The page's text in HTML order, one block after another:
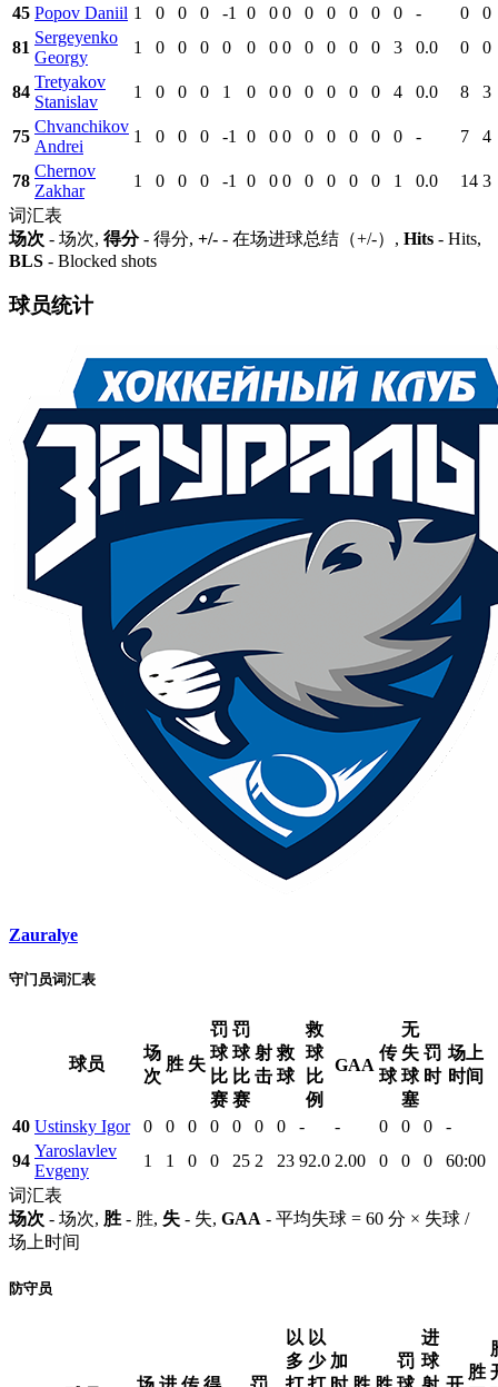
45 Popov Daniil 1 0 0 0 -1 0 0 0 0 0 0 0 0 - 0
0
81
Sergeyenko
Georgy
1 0 0 0 0 0 0 0 0 0 0 0 3 0.0 0 0
84
Tretyakov
Stanislav
1 0 0 0 1 0 0 0 0 0 0 0 4 0.0 8 3
75
Chvanchikov
Andrei
1 0 0 0 -1 0 0 0 0 0 0 0 0 - 7 4
78
Chernov
Zakhar
1 0 0 0 -1 0 0 0 0 0 0 0 1 0.0 14 3
词汇表
场次 - 场次, 得分- 得分, +/- - 在场进球总结（+/-）, Hits - Hits,
BLS - Blocked shots
球员统计
Zauralye
守门员词汇表
球员
场
次
胜 失
罚
球
比
赛
罚
球
比
赛
射
击
救
球
救
球
比
例
GAA
传
球
无
失
球
塞
罚
时
场上
时间
40 Ustinsky Igor 0 0 0 0 0 0 0 - - 0 0 0
-
94
Yaroslavlev
Evgeny
1 1 0 0 25 2 23 92.0 2.00 0 0 0
60:00
词汇表
场次 - 场次, 胜 - 胜, 失 - 失, GAA - 平均失球 = 60 分 × 失球 /
场上时间
防守员
以
多
以
少 加
罚
进
球
胜